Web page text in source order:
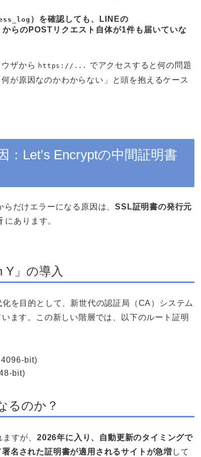
）を確認しても、LINEの
からのPOSTリクエスト自体が1件も届いていな
ザから https://...
でアクセスすると何の問題
が原因なのかわからない」と頭を抱えるケース
Let’s Encryptの中間証明書
らだけエラーになる原因は、SSL証明書の発行元
にあります。
Y」の導入
を目的として、新世代の認証局（CA）システム
ます。この新しい階層では、以下のルート証明
bit)
bit)
るのか？
すが、 2026年に入り、自動更新のタイミングで
名された証明書が適用されるサイトが急増 して